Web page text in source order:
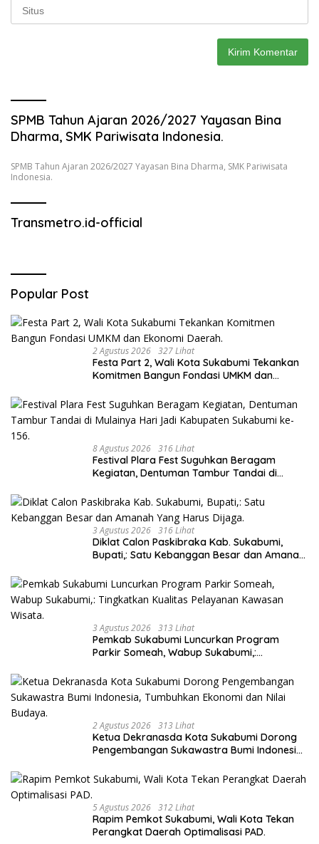
SPMB Tahun Ajaran 2026/2027 Yayasan Bina
Dharma, SMK Pariwisata Indonesia.
SPMB Tahun Ajaran 2026/2027 Yayasan Bina Dharma, SMK Pariwisata
Indonesia.
Transmetro.id-official
Popular Post
2 Agustus 2026 327 Lihat
Festa Part 2, Wali Kota Sukabumi Tekankan
Komitmen Bangun Fondasi UMKM dan
8 Agustus 2026 316 Lihat
Festival Plara Fest Suguhkan Beragam
Kegiatan, Dentuman Tambur Tandai di
156.
3 Agustus 2026 316 Lihat
Diklat Calon Paskibraka Kab. Sukabumi,
Bupati,: Satu Kebanggan Besar dan Amanah
3 Agustus 2026 313 Lihat
Pemkab Sukabumi Luncurkan Program
Parkir Someah, Wabup Sukabumi,:
Wisata.
2 Agustus 2026 313 Lihat
Ketua Dekranasda Kota Sukabumi Dorong
Pengembangan Sukawastra Bumi Indonesia,
5 Agustus 2026 312 Lihat
Rapim Pemkot Sukabumi, Wali Kota Tekan
Perangkat Daerah Optimalisasi PAD.